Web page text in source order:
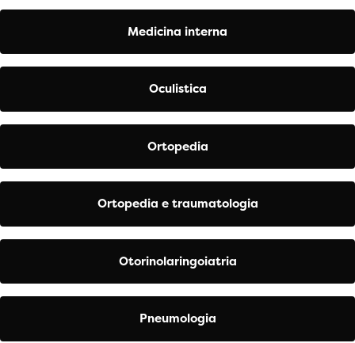
Medicina interna
Oculistica
Ortopedia
Ortopedia e traumatologia
Otorinolaringoiatria
Pneumologia